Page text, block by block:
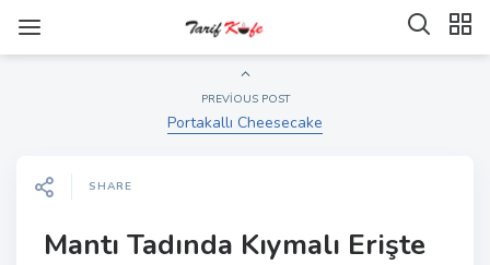
PREVIOUS POST
Portakallı Cheesecake
SHARE
Mantı Tadında Kıymalı Erişte